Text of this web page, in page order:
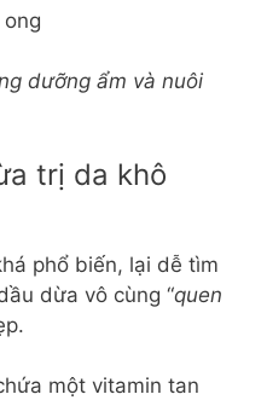
dưỡng ẩm và nuôi
trị da khô
phổ biến, lại dễ tìm
dừa vô cùng “quen
một vitamin tan